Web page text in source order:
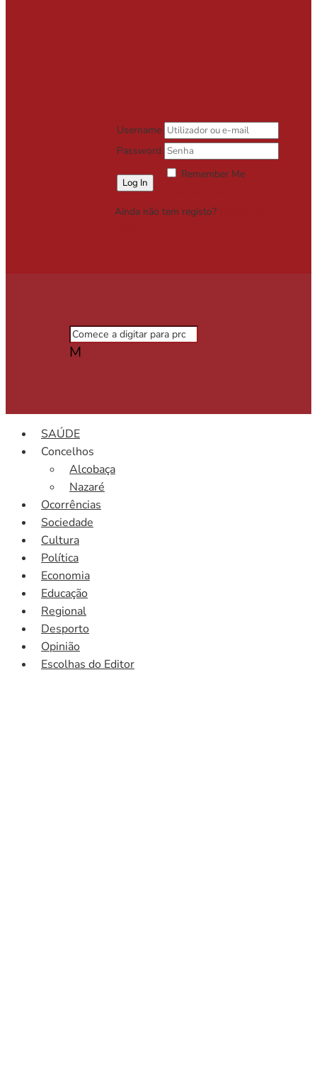
Username
Password
Remember Me
Ainda não tem registo?
M
SAÚDE
Concelhos
Alcobaça
Nazaré
Ocorrências
Sociedade
Cultura
Política
Economia
Educação
Regional
Desporto
Opinião
Escolhas do Editor